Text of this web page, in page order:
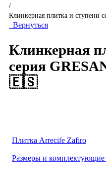
/
Клинкерная плитка и
Вернуться
Клинкерная
серия
🇪🇸
Плитка Arrecife Zafiro
Размеры и комплектующие